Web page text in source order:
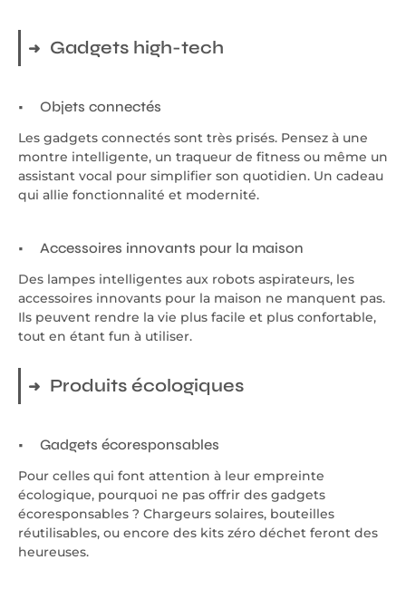
Gadgets high-tech
Objets connectés
Les gadgets connectés sont très prisés. Pensez à une
montre intelligente, un traqueur de fitness ou même un
assistant vocal pour simplifier son quotidien. Un cadeau
qui allie fonctionnalité et modernité.
Accessoires innovants pour la maison
Des lampes intelligentes aux robots aspirateurs, les
accessoires innovants pour la maison ne manquent pas.
Ils peuvent rendre la vie plus facile et plus confortable,
tout en étant fun à utiliser.
Produits écologiques
Gadgets écoresponsables
Pour celles qui font attention à leur empreinte
écologique, pourquoi ne pas offrir des gadgets
écoresponsables ? Chargeurs solaires, bouteilles
réutilisables, ou encore des kits zéro déchet feront des
heureuses.